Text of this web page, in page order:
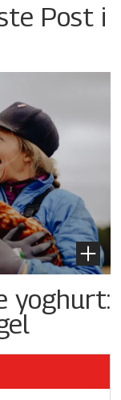
Post i
yoghurt: